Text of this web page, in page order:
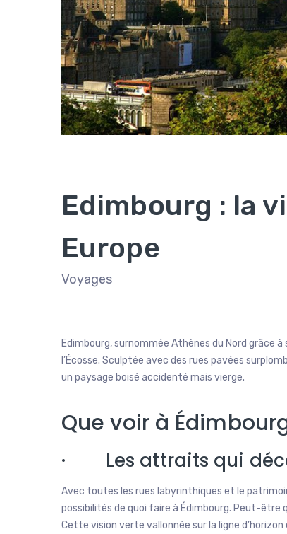
Edimbourg : la
Europe
Voyages
Edimbourg, surnommée Athènes du Nord grâce
l’Écosse. Sculptée avec des rues pavées
un paysage boisé accidenté mais vierge.
Que voir à
· Les attraits qui
Avec toutes les rues labyrinthiques et le
possibilités de quoi faire à Édimbourg. Peut-être
Cette vision verte vallonnée sur la ligne d’horizon